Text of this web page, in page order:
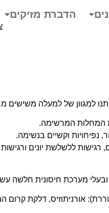
הדברת מזיקים
למגוון של למעלה משישים
המחלות המרשימה.
נפיחויות וקשיים בנשימה.
רגישות ללשלשת יונים
מערכת חיסונית חלשה
אורניתוזיס, דלקת קרום